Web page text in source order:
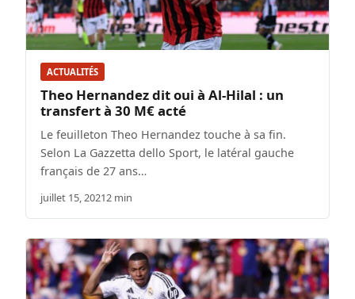
ACTUALITÉS
Theo Hernandez dit oui à Al-Hilal : un
transfert à 30 M€ acté
Le feuilleton Theo Hernandez touche à sa fin.
Selon La Gazzetta dello Sport, le latéral gauche
français de 27 ans…
juillet 15, 20212 min